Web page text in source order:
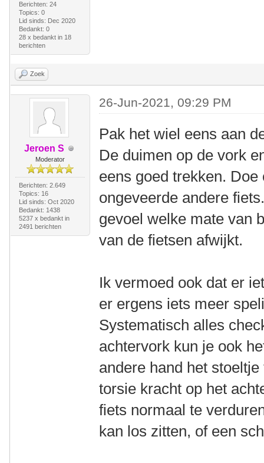
Berichten: 24
Topics: 0
Lid sinds: Dec 2020
Bedankt: 0
28 x bedankt in 18
berichten
Zoek
Jeroen S
Moderator
Berichten: 2.649
Topics: 16
Lid sinds: Oct 2020
Bedankt: 1438
5237 x bedankt in
2491 berichten
26-Jun-2021, 09:29 PM
Pak het wiel eens aan
De duimen op de vork
eens goed trekken.
ongeveerde andere
gevoel welke mate van
van de fietsen afwijkt.
Ik vermoed ook dat er
er ergens iets meer
Systematisch alles
achtervork kun je ook
andere hand het
torsie kracht op het
fiets normaal te
kan los zitten, of een